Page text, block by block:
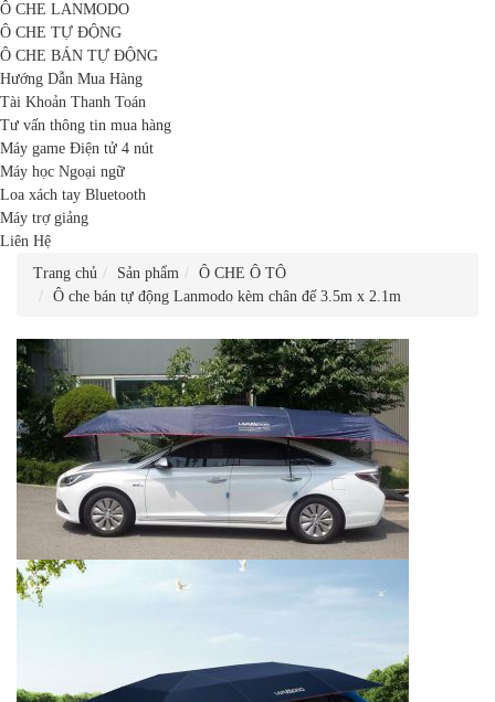
Ô CHE LANMODO
Ô CHE TỰ ĐỘNG
Ô CHE BÁN TỰ ĐỘNG
Hướng Dẫn Mua Hàng
Tài Khoản Thanh Toán
Tư vấn thông tin mua hàng
Máy game Điện tử 4 nút
Máy học Ngoại ngữ
Loa xách tay Bluetooth
Máy trợ giảng
Liên Hệ
Trang chủ
Sản phẩm
Ô CHE Ô TÔ
Ô che bán tự động Lanmodo kèm chân đế 3.5m x 2.1m